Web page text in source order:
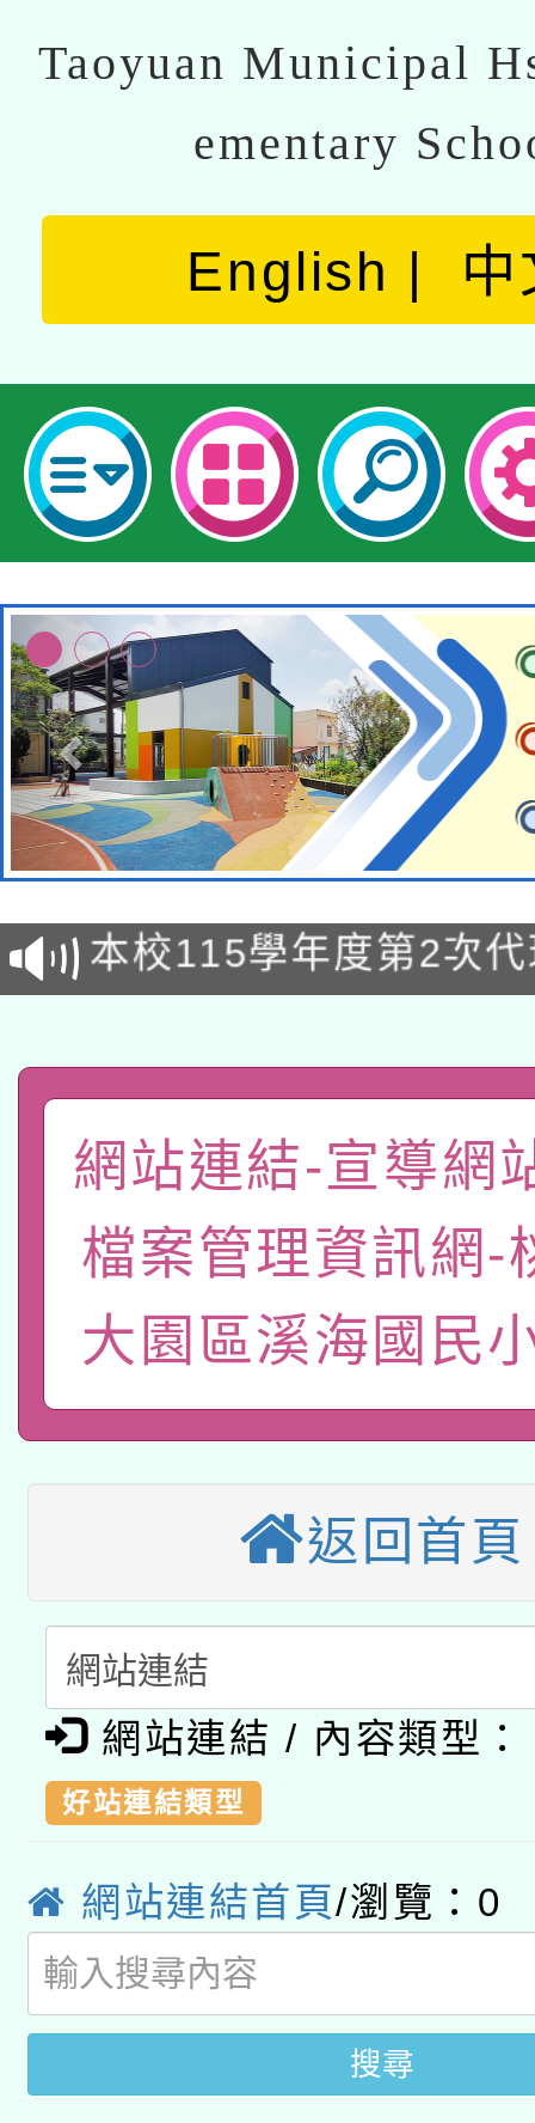
Taoyuan Municipal
ementary
English 中
本校115學年度第1次
第3次招考甄選結果公
本校115學年度第2次
次招考甄選結果公告(
有關原住民族委員會
公告之原住民族歲時祭
一案。
兒童少年暑期犯罪預防
人員健康講座「吃得安
心」，鼓勵退休同仁踴
案。
本校115學年度第2次
招甄選結果公告(無人
招)
適應運動共學行動站研
暨閱讀推動專業研習
科技賦能─人工智慧
礎課程
A3數位素養講師名單
本校115學年度第1次
第3次招考甄選結果公
本校115學年度第2次
次招考甄選結果公告(
有關原住民族委員會
公告之原住民族歲時祭
一案。
兒童少年暑期犯罪預防
答一案
有關本府115年70歲以
人員健康講座「吃得安
案。
本校115學年度第2次
招)
適應運動共學行動站研
本館辦理115年度閱讀
暨閱讀推動專業研習
科技賦能─人工智慧
礎課程
A3數位素養講師名單
網站連結-宣導網
檔案管理資訊網-
大園區溪海國民
返回首頁
網站連結 / 內容類型：
好站連結類型
網站連結首頁/瀏覽： 0
搜尋